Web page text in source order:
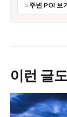
주변 POI 보
이런 글